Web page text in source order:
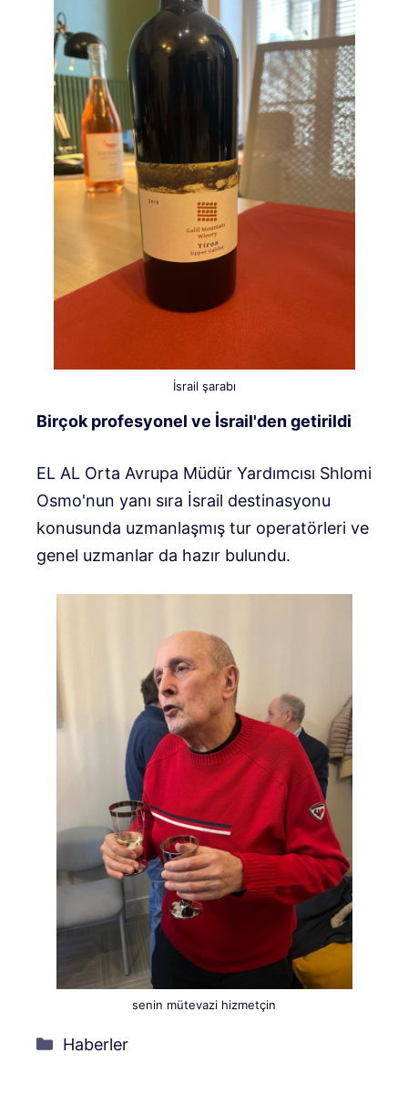
İsrail şarabı
Birçok profesyonel ve İsrail'den getirildi
EL AL Orta Avrupa Müdür Yardımcısı Shlomi
Osmo'nun yanı sıra İsrail destinasyonu
konusunda uzmanlaşmış tur operatörleri ve
genel uzmanlar da hazır bulundu.
senin mütevazi hizmetçin
Kategoriler
Haberler